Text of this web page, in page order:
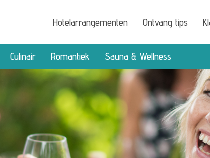
Hotelarrangementen Ontvang tips
Culinair Romantiek Sauna & Wellness